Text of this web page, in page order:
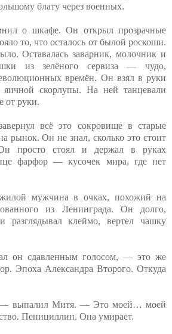
блату через военных.
о шкафе. Он открыл прозрачные
то, что осталось от былой роскоши.
Оставалась заварник, молочник и
из зелёного сервиза — чудо,
времён. Он взял в руки
скорлупы. На ней танцевали
от руки.
всё это сокровище в старые
рынок. Он не знал, сколько это стоит
просто стоял и держал в руках
фарфор — кусочек мира, где нет
мужчина в очках, похожий на
из Ленинграда. Он долго,
разглядывал клеймо, вертел чашку
он сдавленным голосом, — это же
Эпоха Александра Второго. Откуда
— выпалил Митя. — Это моей… моей
Пенициллин. Она умирает.